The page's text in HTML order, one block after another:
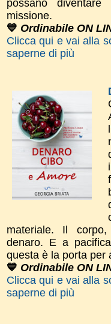
possano
missione.
💙 Ordinabile ON
Clicca qui e vai alla
saperne di più
materiale. Il
denaro. E a
questa è la porta per
💙 Ordinabile ON
Clicca qui e vai alla
saperne di più